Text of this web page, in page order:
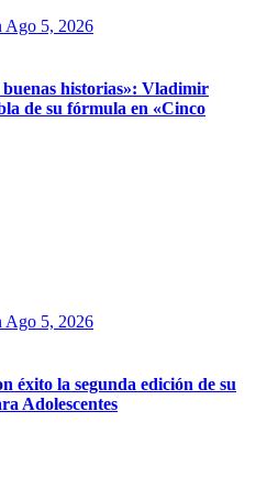
Ago 5, 2026
historias»: Vladimir
de su fórmula en «Cinco
Ago 5, 2026
éxito la segunda edición de su
Adolescentes